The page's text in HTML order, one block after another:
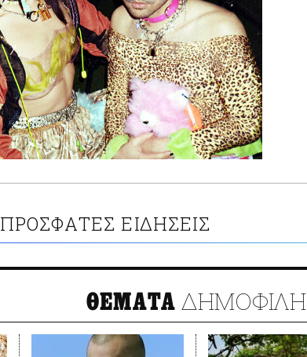
ΠΡΟΣΦΑΤΕΣ ΕΙΔΗΣΕΙΣ
ΘΕΜΑΤΑ ΔΗΜΟΦΙΛΗ